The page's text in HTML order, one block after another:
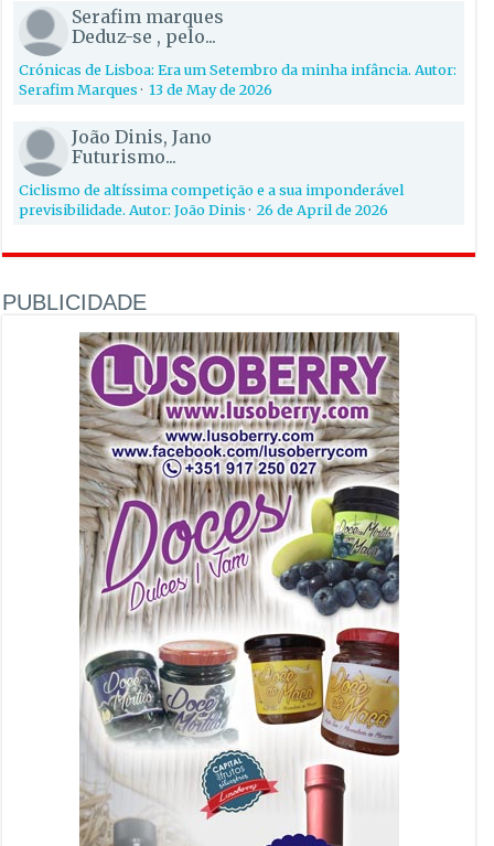
Serafim marques
Deduz-se , pelo...
Crónicas de Lisboa: Era um Setembro da minha infância. Autor:
Serafim Marques·13 de May de 2026
João Dinis, Jano
Futurismo...
Ciclismo de altíssima competição e a sua imponderável
previsibilidade. Autor: João Dinis·26 de April de 2026
PUBLICIDADE